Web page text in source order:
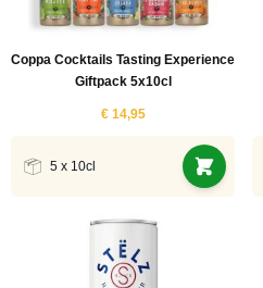
Coppa Cocktails Tasting Experience
Giftpack 5x10cl
€ 14,95
5 x 10cl